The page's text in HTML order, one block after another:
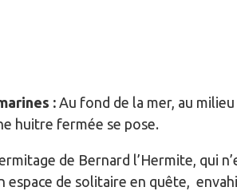
: Au fond de la mer, au milieu
huitre fermée se pose.
de Bernard l’Hermite, qui
espace de solitaire en quête,